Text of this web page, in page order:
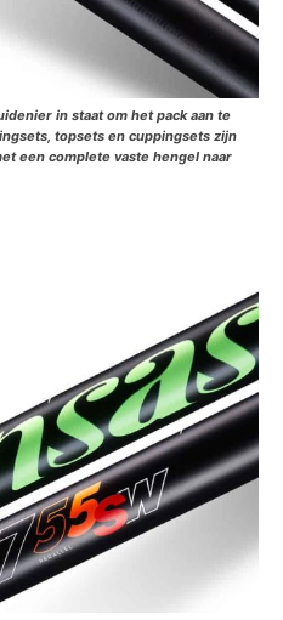
in staat om het pack aan te
topsets en cuppingsets zijn
een complete vaste hengel naar